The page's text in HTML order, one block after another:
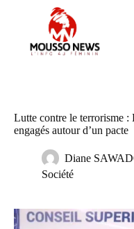
Lutte contre le terrorisme :
engagés autour d’un pacte
Diane
Société